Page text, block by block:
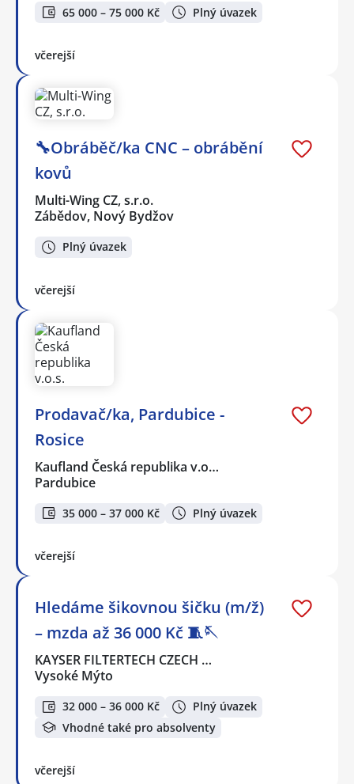
65 000 – 75 000 Kč Plný úvazek
včerejší
🔧Obráběč/ka CNC – obrábění
kovů
Multi-Wing CZ, s.r.o.
Zábědov, Nový Bydžov
Plný úvazek
včerejší
Prodavač/ka, Pardubice -
Rosice
Kaufland Česká republika v.o…
Pardubice
35 000 – 37 000 Kč Plný úvazek
včerejší
Hledáme šikovnou šičku (m/ž)
– mzda až 36 000 Kč 🧵🪡
KAYSER FILTERTECH CZECH …
Vysoké Mýto
32 000 – 36 000 Kč
Plný úvazek
Vhodné také pro absolventy
včerejší